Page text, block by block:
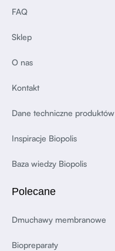
FAQ
Sklep
O nas
Kontakt
Dane techniczne produktów
Inspiracje Biopolis
Baza wiedzy Biopolis
Polecane
Dmuchawy membranowe
Biopreparaty